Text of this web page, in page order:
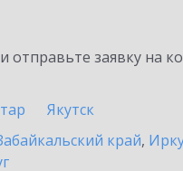
заявку на
Якутск
край,